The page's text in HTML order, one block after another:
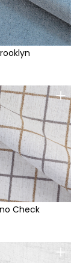
+
Check
+